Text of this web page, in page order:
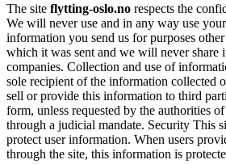
The site flytting-oslo.no respects the
We will never use and in any way use
information you send us for purposes
which it was sent and we will never share
companies. Collection and use of
sole recipient of the information collected
sell or provide this information to third
form, unless requested by the authorities
through a judicial mandate. Security This
protect user information. When users
through the site, this information is